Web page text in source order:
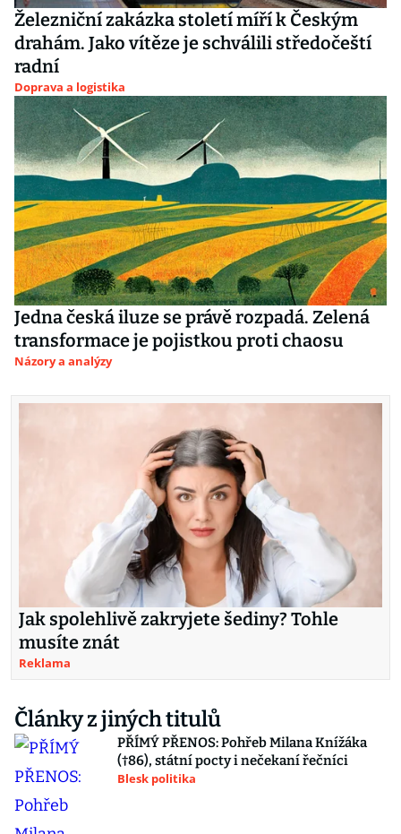
Železniční zakázka století míří k Českým
drahám. Jako vítěze je schválili středočeští
radní
Doprava a logistika
Jedna česká iluze se právě rozpadá. Zelená
transformace je pojistkou proti chaosu
Názory a analýzy
Jak spolehlivě zakryjete šediny? Tohle
musíte znát
Reklama
Články z jiných titulů
PŘÍMÝ PŘENOS: Pohřeb Milana Knížáka
(†86), státní pocty i nečekaní řečníci
Blesk politika